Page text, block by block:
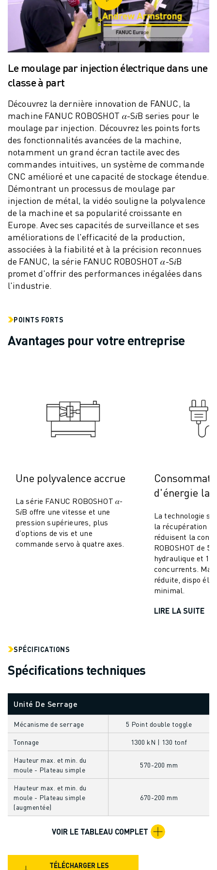
COÛT TOTAL D'UNE ROBOSHOT
MACHINES D'ÉLECTROÉROSION PAR FIL
ROBOCUT MACHINES D'ÉLECTROÉROSION À FIL
ROBOCUT MATÉRIEL
LOGICIEL ROBOCUT
ROBOCUT MAINTENANCE PRÉVENTIVE
DURABILITÉ DU ROBOCUT
SOLUTIONS IIOT
SOLUTIONS POUR L'USINE INTELLIGENTE
DES SOLUTIONS D'USINE INTELLIGENTE POUR AMÉLIORER
ENREGISTREMENT DU PRODUIT "
TÉMOIGNAGES
SOLUTIONS
INDUSTRIES
TOUTES LES INDUSTRIES
AÉROSPATIALE
AUTOMOBILE
VÉHICULES ÉLECTRIQUES
ÉLECTRONIQUE
ALIMENTATION ET BOISSONS
MÉDICAL
PLASTIQUES
ENTREPOSAGE, LOGISTIQUE, POSTE ET COLIS
TOUTES LES APPLICATIONS
SOUDAGE À L'ARC
PERÇAGE ET TARAUDAGE À GRANDE VITESSE
MOULAGE PAR INJECTION
ENTRETIEN DES MACHINES
SOUDAGE PAR POINTS
DÉCOUPAGE PAR FIL EDM
TÉMOIGNAGES
SERVICE CLIENTÈLE
SERVICE CLIENTÈLE
CENTRE DE TÉLÉCHARGEMENT " MYFANUC
FANUC ACADEMY
SOLUTIONS POUR L'ÉDUCATION
WORLDSKILLS ET JEUNES TALENTS
ÉVÉNEMENTS ÉDUCATIFS
ACTUALITÉS ET MÉDIAS
ACTUALITÉS ET MÉDIAS
EVÉNEMENTS
ÉVÉNEMENTS ÉDUCATIFS
A PROPOS DE FANUC
FANUC EN EUROPE
DÉVELOPPEMENT DURABLE
Le moulage par injection électrique dans une
classe à part
Découvrez la dernière innovation de FANUC, la
machine FANUC ROBOSHOT 𝛼-S𝑖B series pour le
moulage par injection. Découvrez les points forts
des fonctionnalités avancées de la machine,
notamment un grand écran tactile avec des
commandes intuitives, un système de commande
CNC amélioré et une capacité de stockage étendue.
Démontrant un processus de moulage par
injection de métal, la vidéo souligne la polyvalence
de la machine et sa popularité croissante en
Europe. Avec ses capacités de surveillance et ses
améliorations de l'efficacité de la production,
associées à la fiabilité et à la précision reconnues
de FANUC, la série FANUC ROBOSHOT 𝛼-S𝑖B
promet d'offrir des performances inégalées dans
l'industrie.
POINTS FORTS
Avantages pour votre entreprise
Une polyvalence accrue
La série FANUC ROBOSHOT 𝛼-
S𝑖B offre une vitesse et une
pression supérieures, plus
d’options de vis et une
commande servo à quatre axes.
d'énergie la
La technologie
la récupération
réduisent la
ROBOSHOT de
hydraulique et
concurrents.
réduite, dispo
minimal.
LIRE LA SUITE
SPÉCIFICATIONS
Spécifications techniques
Unité De Serrage
Mécanisme de serrage 5 Point double toggle
Tonnage 1300 kN | 130 tonf
Hauteur max. et min. du
moule - Plateau simple
570-200 mm
Hauteur max. et min. du
moule - Plateau simple
(augmentée)
670-200 mm
VOIR LE TABLEAU COMPLET
TÉLÉCHARGER LES